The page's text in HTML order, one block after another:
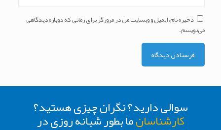
ذخیره نام، ایمیل و وبسایت من در مرورگر برای زمانی که دوباره دیدگاهی
می‌نویسم.
سوالی دارید؟ نگران چیزی هستید؟
کارشناسانما بطور شبانه روزی در